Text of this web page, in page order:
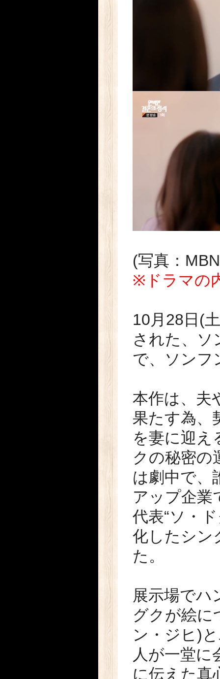
(写真：
※ドラマの
10月28日(
された、ソ
で、ソンフ
本作は、夫
果たす為、
を妻に迎え
クの秘密の
は劇中で、
アップ企業
代表“ソ・
化したシン
た。
展示場でハ
グクが絵に
ン・ジヒ)
人が一堂
に伝えた真